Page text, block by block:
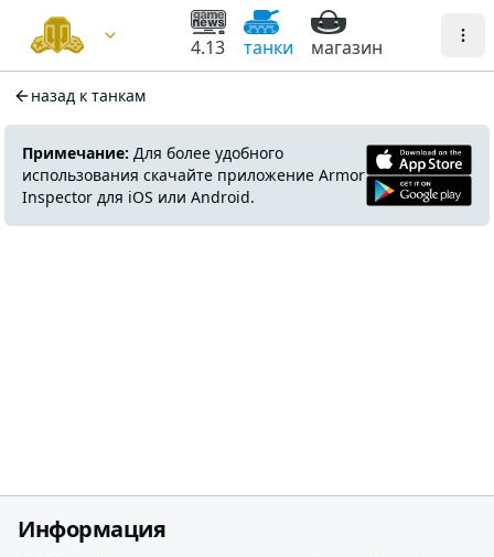
4.13 танки магазин
назад к танкам
Примечание: Для более удобного
использования скачайте приложение Armor
Inspector для iOS или Android.
Информация